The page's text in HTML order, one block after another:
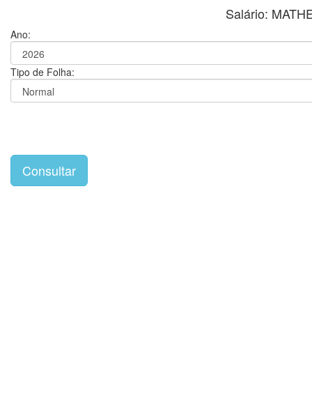
Salário:
Ano:
Tipo de Folha: